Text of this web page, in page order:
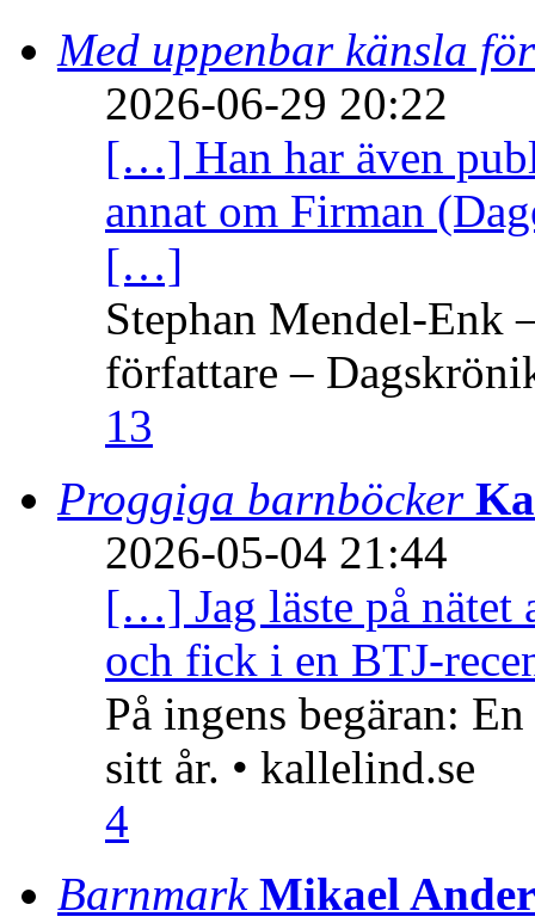
Med uppenbar känsla
2026-06-29 20:22
[…] Han har även
annat om Firman
[…]
Stephan Mendel-Enk
författare –
13
Proggiga barnböcker
2026-05-04 21:44
[…] Jag läste på nätet
och fick i en BTJ-
På ingens begäran:
sitt år. • kallelind.se
4
Barnmark Mikael